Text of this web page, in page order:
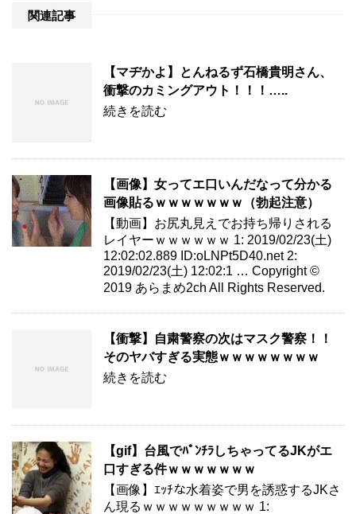
関連記事
【マヂかよ】とんねるず石橋貴明さん、
衝撃のカミングアウト！！！…..
続きを読む
【画像】女ってエ口いんだなって分かる
画像貼るｗｗｗｗｗｗｗ（勃起注意）
【動画】お尻丸見えでお持ち帰りされる
レイヤーｗｗｗｗｗｗ 1: 2019/02/23(土)
12:02:02.889 ID:oLNPt5D40.net 2:
2019/02/23(土) 12:02:1 … Copyright ©
2019 あらまめ2ch All Rights Reserved.
【衝撃】自粛警察の次はマスク警察！！
そのヤバすぎる実態ｗｗｗｗｗｗｗｗ
続きを読む
【gif】台風でﾊﾟﾝﾁﾗしちゃってるJKがエ
口すぎる件ｗｗｗｗｗｗｗ
【画像】ｴｯﾁな水着姿で男を誘惑するJKさ
ん現るｗｗｗｗｗｗｗｗｗ 1: